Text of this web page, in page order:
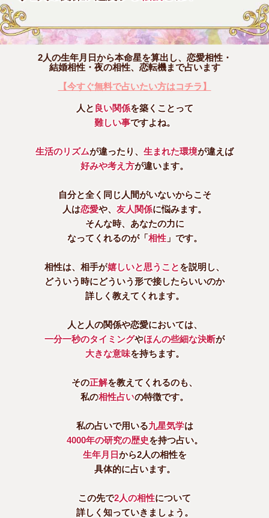
2人の生年月日から本命星を算出し、恋愛相性・
結婚相性・夜の相性、恋転機まで占います
【今すぐ無料で占いたい方はコチラ】
人と 良い関係を築くことって
難しい事ですよね。
生活のリズムが違ったり、 生まれた環境が違えば
好みや考え方が違います。
自分と全く同じ人間がいないからこそ
人は恋愛や、 友人関係に悩みます。
そんな時、あなたの力に
なってくれるのが「相性」です。
相性は、相手が嬉しいと思うことを説明し、
どういう時にどういう形で接したらいいのか
詳しく教えてくれます。
人と人の関係や恋愛においては、
一分一秒のタイミングやほんの些細な決断が
大きな意味を持ちます。
その正解を教えてくれるのも、
私の相性占いの特徴です。
私の占いで用いる九星気学は
4000年の研究の歴史を持つ占い。
生年月日から2人の相性を
具体的に占います。
この先で2人の相性について
詳しく知っていきましょう。